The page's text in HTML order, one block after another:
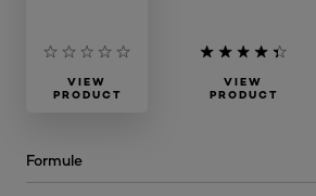
VIEW
PRODUCT
Formule
VIEW
PRODUCT